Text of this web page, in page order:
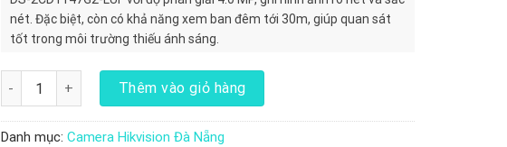
nét. Đặc biệt, còn có khả năng xem ban đêm tới 30m, giúp quan sát
tốt trong môi trường thiếu ánh sáng.
Camera IP ColorVu Hikvision DS-2CD1147G2-LUF Trong Nhà Cố Định số lượng
Thêm vào giỏ hàng
Danh mục: Camera Hikvision Đà Nẵng